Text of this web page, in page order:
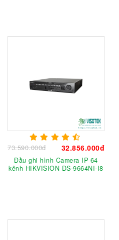
73.590.000đ 32.856.000đ
Đầu ghi hình Camera IP 64
kênh HIKVISION DS-9664NI-I8